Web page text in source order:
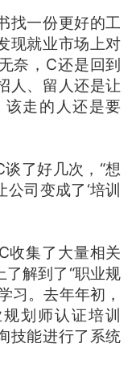
一份更好的工
现就业市场上对
奈，C还是回到
人、留人还是让
该走的人还是要
了好几次，“想
司变成了‘培训
集了大量相关
解到了“职业规
习。去年年初，
划师认证培训
技能进行了系统